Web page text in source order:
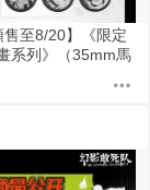
至8/20】《限定
系列》（35mm馬
靈剋星／幻影敢死
宍喰野虎落／是